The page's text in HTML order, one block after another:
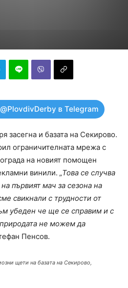
в Telegram
засегна и базата на Секирово.
ограничителната мрежа с
на новият помощен
винили. „Това се случва
първият мач за сезона на
свикнали с трудности от
убеден че ще се справим и с
не можем да
Пенсов.
щети на базата на Секирово,